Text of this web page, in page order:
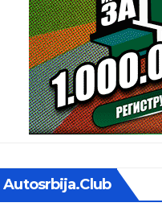
Autosrbija.club